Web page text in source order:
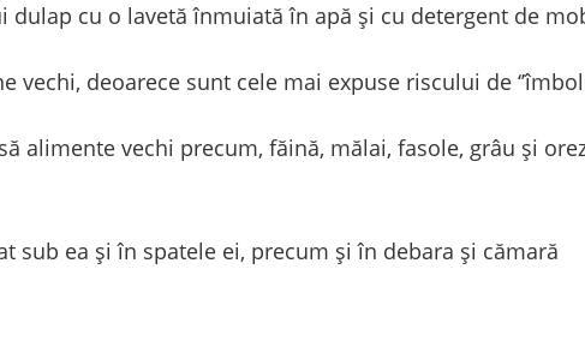
dulap cu o lavetă înmuiată în apă și cu detergent de
vechi, deoarece sunt cele mai expuse riscului de
alimente vechi precum, făină, mălai, fasole, grâu și
sub ea și în spatele ei, precum și în debara și cămară